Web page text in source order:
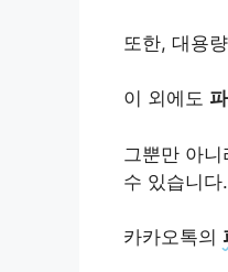
또한, 대용
이 외에도
그뿐만 아
수 있습니다.
카카오톡의